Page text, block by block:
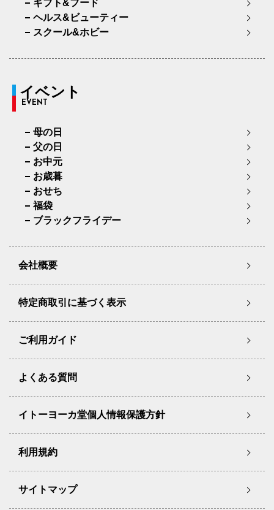
ギフト&フード
ヘルス&ビューティー
スクール&ホビー
イベント
EVENT
母の日
父の日
お中元
お歳暮
おせち
福袋
ブラックフライデー
会社概要
特定商取引に基づく表示
ご利用ガイド
よくある質問
イトーヨーカ堂個人情報保護方針
利用規約
サイトマップ